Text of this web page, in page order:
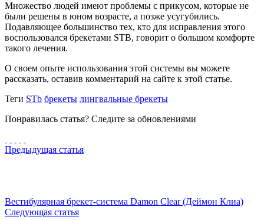
Множество людей имеют проблемы с прикусом, которые не
были решены в юном возрасте, а позже усугубились.
Подавляющее большинство тех, кто для исправления этого
воспользовался брекетами STB, говорит о большом комфорте
такого лечения.
О своем опыте использования этой системы вы можете
рассказать, оставив комментарий на сайте к этой статье.
Теги STb брекеты лингвальные брекеты
Понравилась статья? Следите за обновлениями
Предыдущая статья
Вестибулярная брекет-система Damon Clear (Деймон Клиа)
Следующая статья